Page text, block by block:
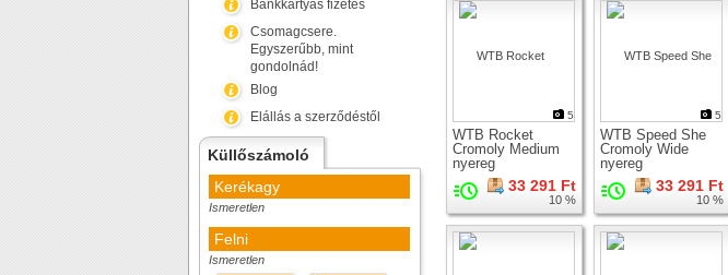
Bankkártyás fizetés
Csomagcsere.
Egyszerűbb, mint
gondolnád!
Blog
Elállás a szerződéstől
Küllőszámoló
Kerékagy
Ismeretlen
Felni
Ismeretlen
5
WTB Rocket
Cromoly Medium
nyereg
33 291 Ft
10 %
5
WTB Speed She
Cromoly Wide
nyereg
33 291 Ft
10 %